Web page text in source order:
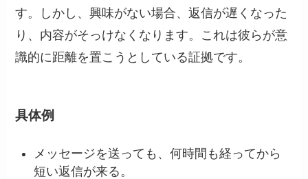
す。しかし、興味がない場合、返信が遅くなった
り、内容がそっけなくなります。これは彼らが意
識的に距離を置こうとしている証拠です。
具体例
メッセージを送っても、何時間も経ってから
短い返信が来る。